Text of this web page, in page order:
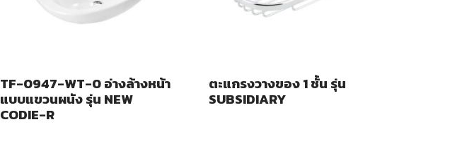
TF-0947-WT-0 อ่างล้างหน้า
แบบแขวนผนัง รุ่น NEW
CODIE-R
ตะแกรงวางของ 1 ชั้น รุ่น
SUBSIDIARY